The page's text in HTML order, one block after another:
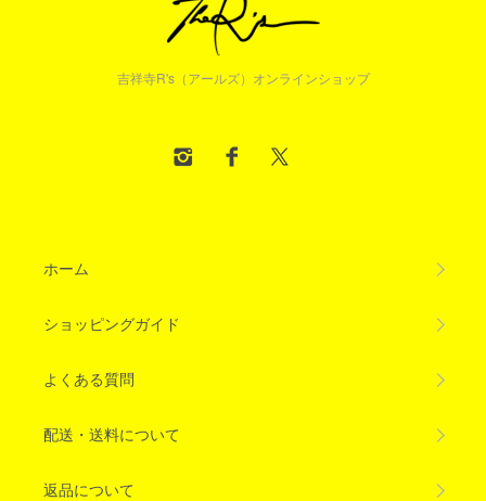
吉祥寺R's（アールズ）オンラインショップ
ホーム
ショッピングガイド
よくある質問
配送・送料について
返品について